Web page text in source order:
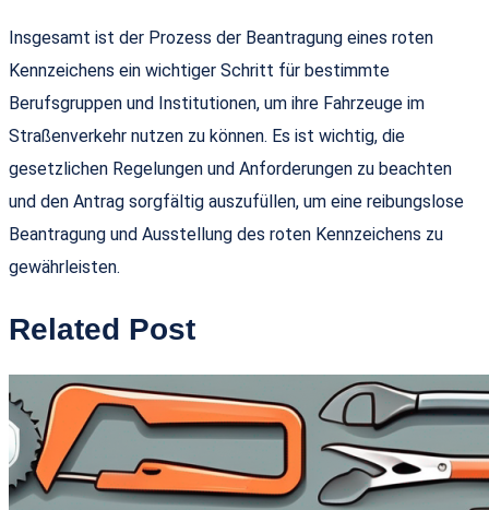
Insgesamt ist der Prozess der Beantragung eines roten
Kennzeichens ein wichtiger Schritt für bestimmte
Berufsgruppen und Institutionen, um ihre Fahrzeuge im
Straßenverkehr nutzen zu können. Es ist wichtig, die
gesetzlichen Regelungen und Anforderungen zu beachten
und den Antrag sorgfältig auszufüllen, um eine reibungslose
Beantragung und Ausstellung des roten Kennzeichens zu
gewährleisten.
Related Post